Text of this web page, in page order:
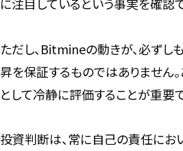
に注目しているという事実を確認
ただし、Bitmineの動きが、必ずし
昇を保証するものではありません
として冷静に評価することが重要で
投資判断は、常に自己の責任にお